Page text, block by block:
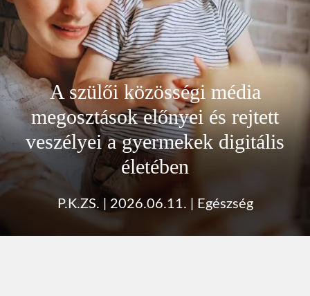
A szülői közösségi média
megosztások előnyei és rejtett
veszélyei a gyermekek digitális
életében
P.K.ZS. 2026.06.11. Egészség